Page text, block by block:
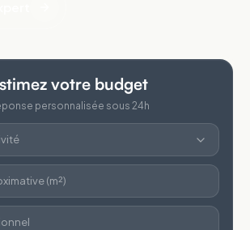
votre budget
personnalisée sous 24h
(m²)